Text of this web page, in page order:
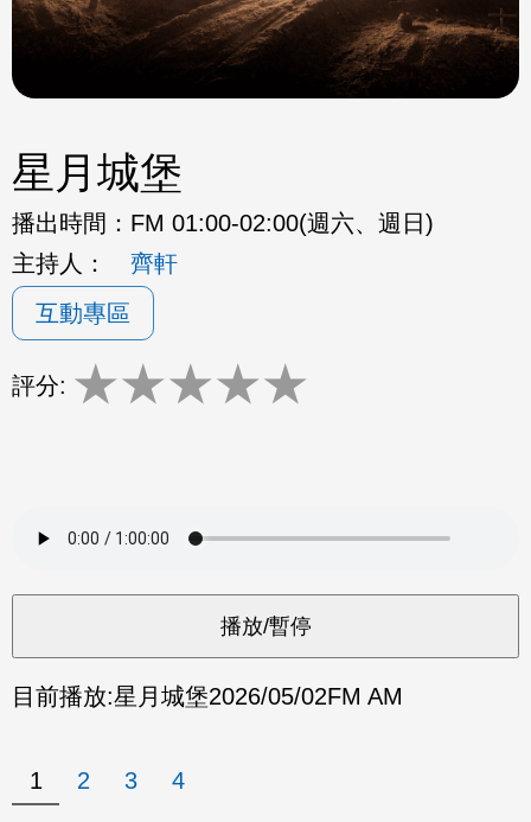
星月城堡
播出時間： FM 01:00-02:00(週六、週日)
主持人：
齊軒
互動專區
評分: ★★★★★
目前播放:星月城堡2026/05/02FM AM
1 2 3 4